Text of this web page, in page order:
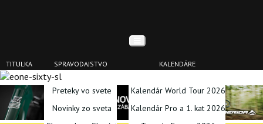
TITULKA SPRAVODAJSTVO
Preteky vo svete
Novinky zo sveta
KALENDÁRE
Kalendár World Tour 2026
Kalendár Pro a 1. kat 2026